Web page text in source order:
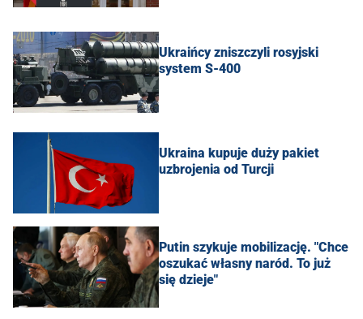
Ukraińcy zniszczyli rosyjski
system S-400
Ukraina kupuje duży pakiet
uzbrojenia od Turcji
Putin szykuje mobilizację. "Chce
oszukać własny naród. To już
się dzieje"